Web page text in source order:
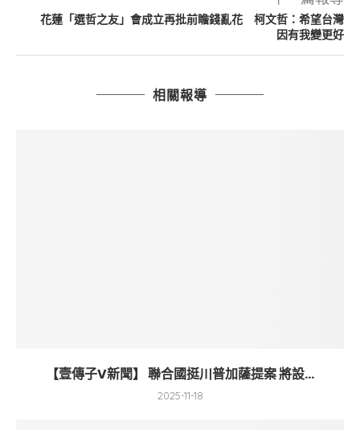
花蓮「選哲之友」會成立再批前瞻錢亂花 柯文哲：希望台灣
因有我變更好
相關報導
【壹傳子V新聞】 聯合國挺川普加薩提案 將設...
2025-11-18